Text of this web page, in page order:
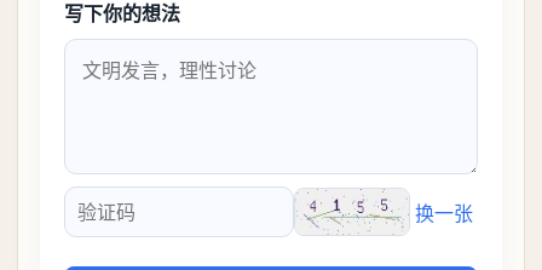
写下你的想法
验证码
换一张